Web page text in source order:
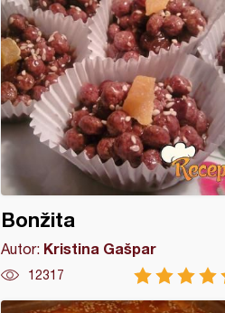
Bonžita
Autor: Kristina Gašpar
12317